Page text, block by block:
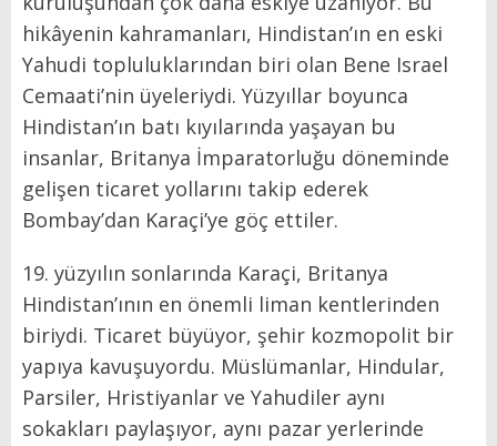
hikâyenin kahramanları, Hindistan’ın en eski
Yahudi topluluklarından biri olan Bene Israel
Cemaati’nin üyeleriydi. Yüzyıllar boyunca
Hindistan’ın batı kıyılarında yaşayan bu
insanlar, Britanya İmparatorluğu döneminde
gelişen ticaret yollarını takip ederek
Bombay’dan Karaçi’ye göç ettiler.
19.⁠ ⁠yüzyılın sonlarında Karaçi, Britanya
Hindistan’ının en önemli liman kentlerinden
biriydi. Ticaret büyüyor, şehir kozmopolit bir
yapıya kavuşuyordu. Müslümanlar, Hindular,
Parsiler, Hristiyanlar ve Yahudiler aynı
sokakları paylaşıyor, aynı pazar yerlerinde